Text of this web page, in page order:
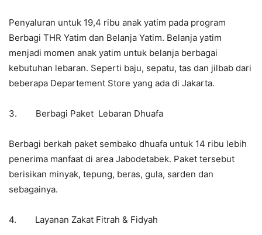
Penyaluran untuk 19,4 ribu anak yatim pada program
Berbagi THR Yatim dan Belanja Yatim. Belanja yatim
menjadi momen anak yatim untuk belanja berbagai
kebutuhan lebaran. Seperti baju, sepatu, tas dan jilbab dari
beberapa Departement Store yang ada di Jakarta.
3. Berbagi Paket Lebaran Dhuafa
Berbagi berkah paket sembako dhuafa untuk 14 ribu lebih
penerima manfaat di area Jabodetabek. Paket tersebut
berisikan minyak, tepung, beras, gula, sarden dan
sebagainya.
4. Layanan Zakat Fitrah & Fidyah